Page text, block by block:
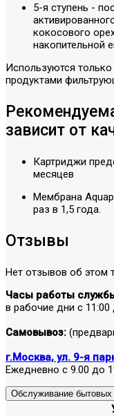
5-я ступень -
кокосового
накопительной
Используются
продуктами
зависит от
Картриджи
месяцев
Мембрана
раз в 1,5 года.
Отзывы
Нет отзывов об этом
Часы работы
в рабочие дни с 11:00
Самовывоз:
г.Москва, ул. 9-я
Ежедневно с 9.00 до
Обслуживание бытовых